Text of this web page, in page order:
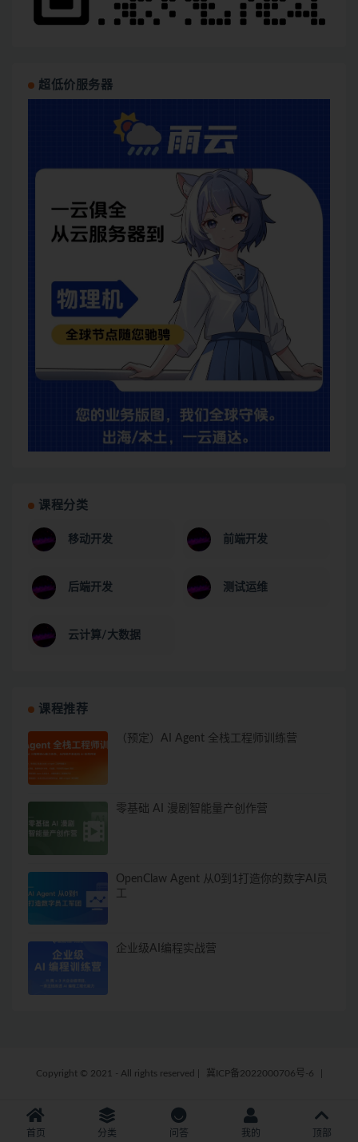
超低价服务器
课程分类
移动开发 前端开发
后端开发 测试运维
云计算/大数据
课程推荐
（预定）AI Agent 全栈工程师训练营
零基础 AI 漫剧智能量产创作营
OpenClaw Agent 从0到1打造你的数字AI员
工
企业级AI编程实战营
Copyright © 2021 - All rights reserved 冀ICP备2022000706号-6
首页 分类 问答 我的 顶部